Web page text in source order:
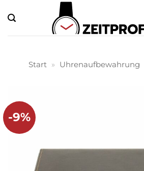
Inhalt
springen
Start » Uhrenaufbewahrung
-9%